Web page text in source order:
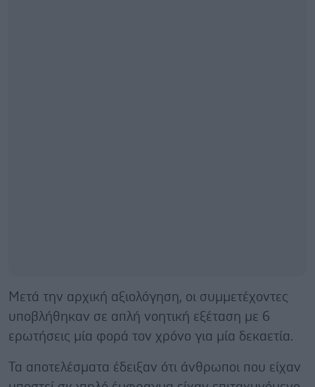
Μετά την αρχική αξιολόγηση, οι συμμετέχοντες
υποβλήθηκαν σε απλή νοητική εξέταση με 6
ερωτήσεις μία φορά τον χρόνο για μία δεκαετία.
Τα αποτελέσματα έδειξαν ότι άνθρωποι που είχαν